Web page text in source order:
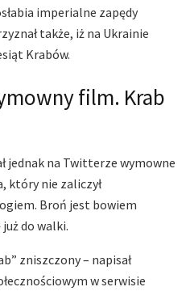
imperialne zapędy
także, iż na Ukrainie
Krabów.
film. Krab
jednak na Twitterze wymowne
który nie zaliczył
Broń jest bowiem
do walki.
zniszczony – napisał
w serwisie